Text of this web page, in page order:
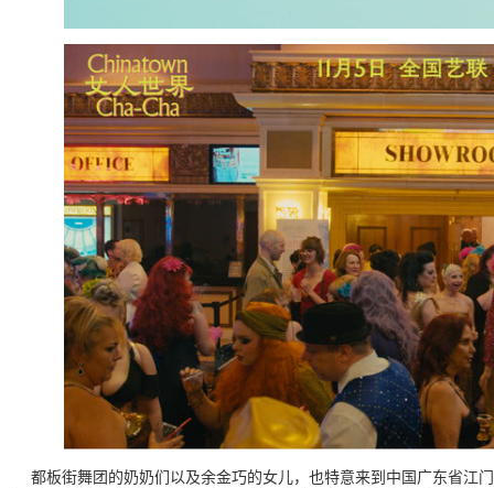
都板街舞团的奶奶们以及余金巧的女儿，也特意来到中国广东省江